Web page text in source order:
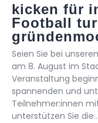
kicken für
Football
Seien Sie bei
am 8. August im
Veranstaltung
spannenden und
Teilnehmer:innen
unterstützen Sie die…